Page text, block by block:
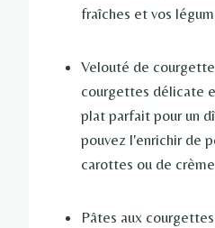
fraîches et vos
Velouté de
courgettes délicate
plat parfait pour un
pouvez l'enrichir de
carottes ou de
Pâtes aux